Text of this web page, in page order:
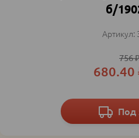
б/
756
680.40
Под